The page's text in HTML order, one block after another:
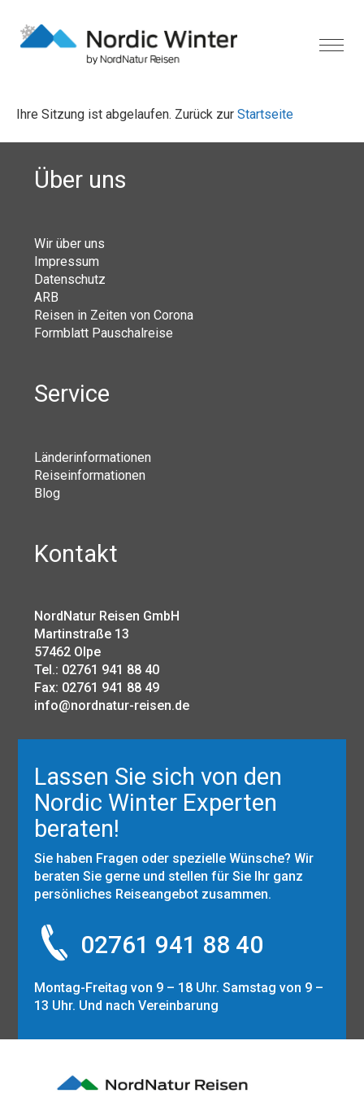
Ihre Sitzung ist abgelaufen. Zurück zur Startseite
Über uns
Wir über uns
Impressum
Datenschutz
ARB
Reisen in Zeiten von Corona
Formblatt Pauschalreise
Service
Länderinformationen
Reiseinformationen
Blog
Kontakt
NordNatur Reisen GmbH
Martinstraße 13
57462 Olpe
Tel.: 02761 941 88 40
Fax: 02761 941 88 49
info@nordnatur-reisen.de
Lassen Sie sich von den
Nordic Winter Experten
beraten!
Sie haben Fragen oder spezielle Wünsche? Wir
beraten Sie gerne und stellen für Sie Ihr ganz
persönliches Reiseangebot zusammen.
02761 941 88 40
Montag-Freitag von 9 – 18 Uhr. Samstag von 9 –
13 Uhr. Und nach Vereinbarung